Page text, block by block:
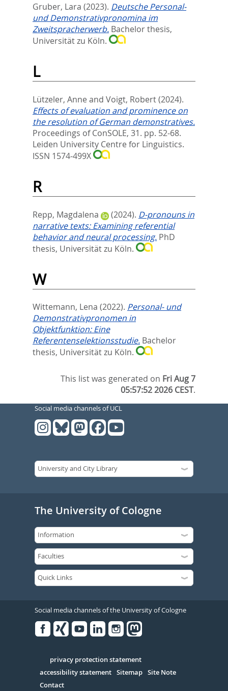
Gruber, Lara (2023). Deutsche Personal-
und Demonstrativpronomina im
Zweitspracherwerb. Bachelor thesis,
Universität zu Köln.
L
Lützeler, Anne and Voigt, Robert(2024).
Effects of evaluation and prominence on
the resolution of German demonstratives.
Proceedings of ConSOLE, 31. pp. 52-68.
Leiden University Centre for Linguistics.
ISSN 1574-499X
R
Repp, Magdalena (2024). D-pronouns in
narrative texts: Examining referential
behavior and neural processing. PhD
thesis, Universität zu Köln.
W
Wittemann, Lena (2022). Personal- und
Demonstrativpronomen in
Objektfunktion: Eine
Referentenselektionsstudie. Bachelor
thesis, Universität zu Köln.
This list was generated on Fri Aug 7
05:57:52 2026 CEST.
Social media channels of UCL
The University of Cologne
Social media channels of the University of Cologne
Serivce
privacy protection statement
accessibility statement Sitemap Site Note
Contact